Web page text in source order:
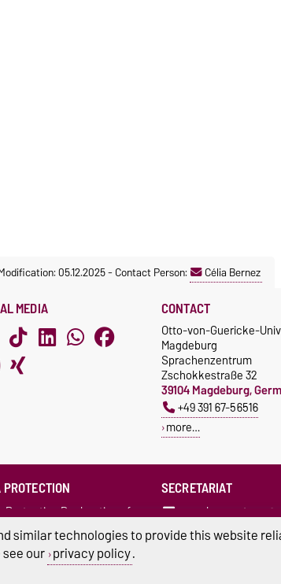
05.12.2025-Contact Person: Célia Bernez
MEDIA CONTACT
Otto-von-Guericke-
Magdeburg
Sprachenzentrum
Zschokkestraße 32
39104 Magdeburg,
+49 391 67-56516
more…
PROTECTION
Protection Declaration of
Centre (in German)
SECRETARIAT
similar technologies to provide this website
our privacy policy.